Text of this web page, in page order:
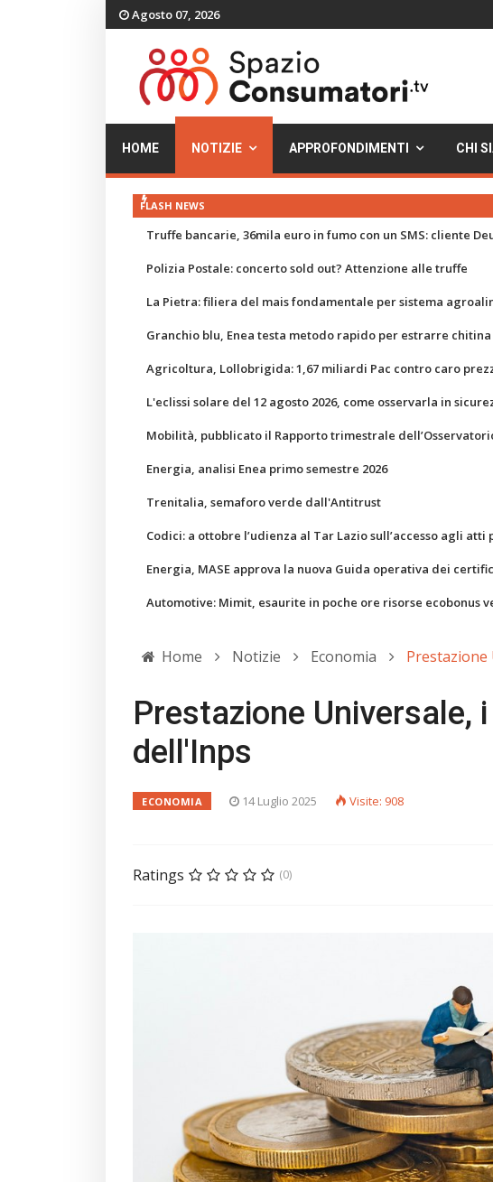
Agosto 07, 2026
HOME NOTIZIE APPROFONDIMENTI CHI
FLASH NEWS
Truffe bancarie, 36mila euro in fumo con un SMS: cliente
Polizia Postale: concerto sold out? Attenzione alle truffe
La Pietra: filiera del mais fondamentale per sistema
Granchio blu, Enea testa metodo rapido per estrarre chitina
Agricoltura, Lollobrigida: 1,67 miliardi Pac contro caro
L'eclissi solare del 12 agosto 2026, come osservarla in
Mobilità, pubblicato il Rapporto trimestrale
Energia, analisi Enea primo semestre 2026
Trenitalia, semaforo verde dall'Antitrust
Codici: a ottobre l’udienza al Tar Lazio sull’accesso agli
Energia, MASE approva la nuova Guida operativa dei
Automotive: Mimit, esaurite in poche ore risorse ecobonus
Home Notizie Economia Prestazione
Prestazione Universale,
dell'Inps
ECONOMIA 14 Luglio 2025 Visite: 908
Ratings (0)